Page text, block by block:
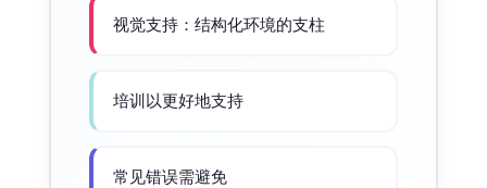
视觉支持：结构化环境的支柱
培训以更好地支持
常见错误需避免